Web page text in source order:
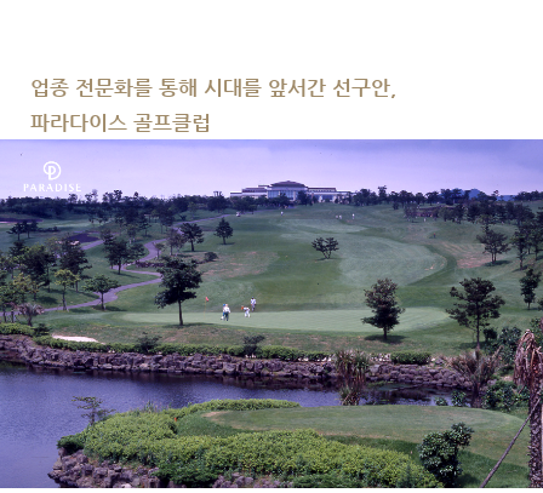
업종 전문화를 통해 시대를 앞서간 선구안,
파라다이스 골프클럽